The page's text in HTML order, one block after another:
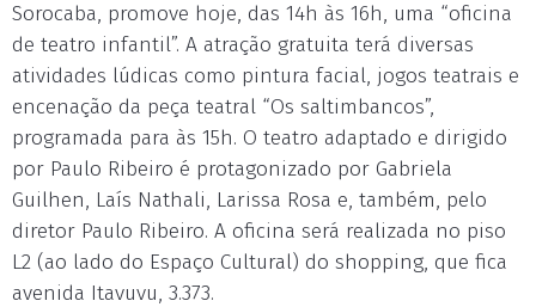
Sorocaba, promove hoje, das 14h às 16h, uma “oficina
de teatro infantil”. A atração gratuita terá diversas
atividades lúdicas como pintura facial, jogos teatrais e
encenação da peça teatral “Os saltimbancos”,
programada para às 15h. O teatro adaptado e dirigido
por Paulo Ribeiro é protagonizado por Gabriela
Guilhen, Laís Nathali, Larissa Rosa e, também, pelo
diretor Paulo Ribeiro. A oficina será realizada no piso
L2 (ao lado do Espaço Cultural) do shopping, que fica
avenida Itavuvu, 3.373.